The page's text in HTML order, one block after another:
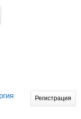
Регистрация